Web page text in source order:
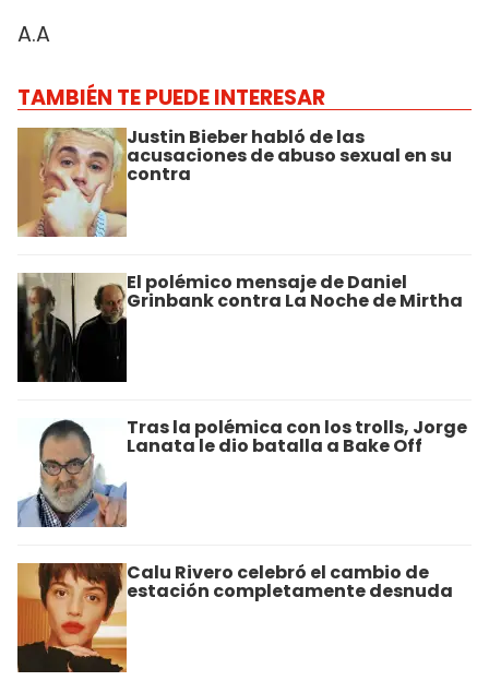
A.A
TAMBIÉN TE PUEDE INTERESAR
Justin Bieber habló de las
acusaciones de abuso sexual en su
contra
El polémico mensaje de Daniel
Grinbank contra La Noche de Mirtha
Tras la polémica con los trolls, Jorge
Lanata le dio batalla a Bake Off
Calu Rivero celebró el cambio de
estación completamente desnuda